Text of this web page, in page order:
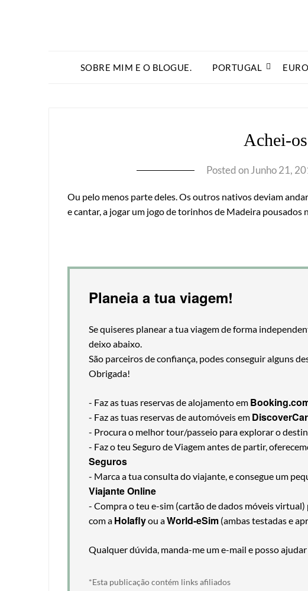
SOBRE MIM E O BLOGUE. PORTUGAL
Achei-
Posted onJunho 21,
Ou pelo menos parte deles. Os outros nativos deviam
e cantar, a jogar um jogo de torinhos de Madeira pousados
Planeia a tua viagem!
Se quiseres planear a tua viagem de forma
deixo abaixo.
São parceiros de confiança, podes conseguir alguns
Obrigada!
- Faz as tuas reservas de alojamento em
- Faz as tuas reservas de automóveis em
- Procura o melhor tour/passeio para explorar o
- Faz o teu Seguro de Viagem antes de partir,
Seguros
- Marca a tua consulta do viajante, e consegue um
Viajante Online
- Compra o teu e-sim (cartão de dados móveis
com a Holaflyou aWorld-eSim (ambas testadas e
Qualquer dúvida, manda-me um e-mail e posso
*Esta publicação contém links afiliados